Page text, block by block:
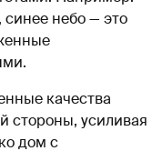
небо — это
качества
стороны, усиливая
дом с